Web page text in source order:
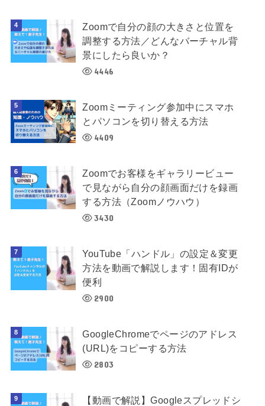
Zoomで自分の顔の大きさと位置を
調整する方法／どんなバーチャル背
景にしたら良いか？
4446
Zoomミーティング参加中にスマホ
とパソコンを切り替える方法
4409
Zoomでお客様をギャラリービュー
で見ながら自分の顔画面だけを録画
する方法（Zoomノウハウ）
3430
YouTube「ハンドル」の設定＆変更
方法を動画で解説します！固有IDが
便利
2900
GoogleChromeでページのアドレス
(URL)をコピーする方法
2803
【動画で解説】Googleスプレッドシ